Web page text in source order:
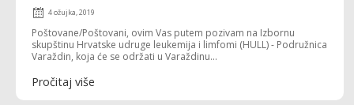
4 ožujka, 2019
Poštovane/Poštovani, ovim Vas putem pozivam na Izbornu
skupštinu Hrvatske udruge leukemija i limfomi (HULL) - Podružnica
Varaždin, koja će se održati u Varaždinu...
Pročitaj više